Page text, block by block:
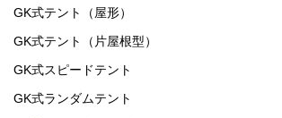
GK式テント（屋形）
GK式テント（片屋根型）
GK式スピードテント
GK式ランダムテント